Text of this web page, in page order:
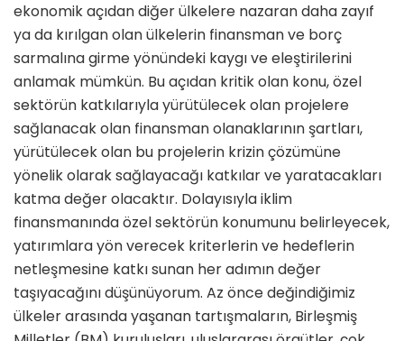
ekonomik açıdan diğer ülkelere nazaran daha zayıf
ya da kırılgan olan ülkelerin finansman ve borç
sarmalına girme yönündeki kaygı ve eleştirilerini
anlamak mümkün. Bu açıdan kritik olan konu, özel
sektörün katkılarıyla yürütülecek olan projelere
sağlanacak olan finansman olanaklarının şartları,
yürütülecek olan bu projelerin krizin çözümüne
yönelik olarak sağlayacağı katkılar ve yaratacakları
katma değer olacaktır. Dolayısıyla iklim
finansmanında özel sektörün konumunu belirleyecek,
yatırımlara yön verecek kriterlerin ve hedeflerin
netleşmesine katkı sunan her adımın değer
taşıyacağını düşünüyorum. Az önce değindiğimiz
ülkeler arasında yaşanan tartışmaların, Birleşmiş